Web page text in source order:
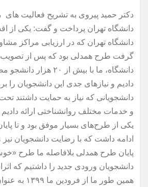
دکتر حمید پیروی به تشریح فعالیت
دانشگاه تهران پرداخت و گفت: یکی از
دانشگاه تهران که در ارزیابی مراکز
گرفت طرح همدلی بود که پس از تصویب
دانشگاه، ما با بیش از ۲۰
دادیم و نیازهای جدی این دانشجویان را
دانشجویانی که نیاز به حمایت داشتند
و خدمات مختلف روانشناختی ارائه
ادامه داشت که با رضایت دانشجویان نیز
پایان طرح همدلی بلافاصله ما طرح
دانشجویان ورودی جدید را داشتیم که
همین طور ما